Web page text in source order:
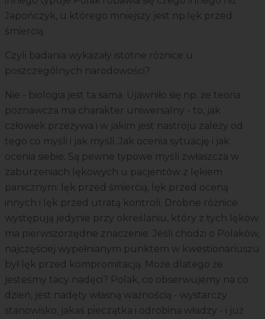
Japończyk, u którego mniejszy jest np.lęk przed
śmiercią.
Czyli badania wykazały istotne różnice u
poszczególnych narodowości?
Nie - biologia jest ta sama. Ujawniło się np. że teoria
poznawcza ma charakter uniwersalny - to, jak
człowiek przeżywa i w jakim jest nastroju zależy od
tego co myśli i jak myśli. Jak ocenia sytuację i jak
ocenia siebie. Są pewne typowe myśli zwłaszcza w
zaburzeniach lękowych u pacjentów z lękiem
panicznym: lęk przed śmiercią, lęk przed oceną
innych i lęk przed utratą kontroli. Drobne różnice
występują jedynie przy określaniu, który z tych lęków
ma pierwszorzędne znaczenie. Jeśli chodzi o Polaków,
najczęściej wypełnianym punktem w kwestionariuszu
był lęk przed kompromitacją. Może dlatego że
jesteśmy tacy nadęci? Polak, co obserwujemy na co
dzień, jest nadęty własną ważnością - wystarczy
stanowisko, jakaś pieczątka i odrobina władzy - i już